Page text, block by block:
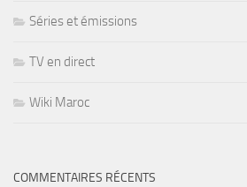
Séries et émissions
TV en direct
Wiki Maroc
COMMENTAIRES RÉCENTS